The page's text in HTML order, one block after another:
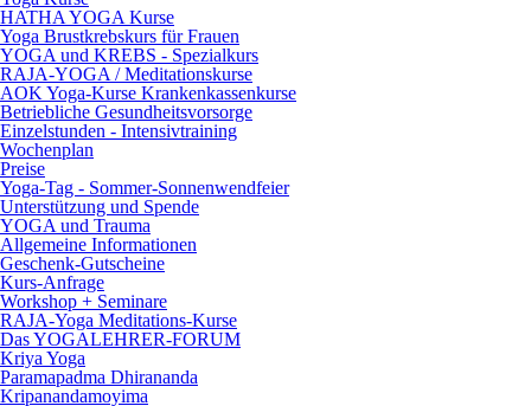
HATHA YOGA Kurse
Yoga Brustkrebskurs für Frauen
YOGA und KREBS - Spezialkurs
RAJA-YOGA / Meditationskurse
AOK Yoga-Kurse Krankenkassenkurse
Betriebliche Gesundheitsvorsorge
Einzelstunden - Intensivtraining
Wochenplan
Preise
Yoga-Tag - Sommer-Sonnenwendfeier
Unterstützung und Spende
YOGA und Trauma
Allgemeine Informationen
Geschenk-Gutscheine
Kurs-Anfrage
Workshop + Seminare
RAJA-Yoga Meditations-Kurse
Das YOGALEHRER-FORUM
Kriya Yoga
Paramapadma Dhirananda
Kripanandamoyima